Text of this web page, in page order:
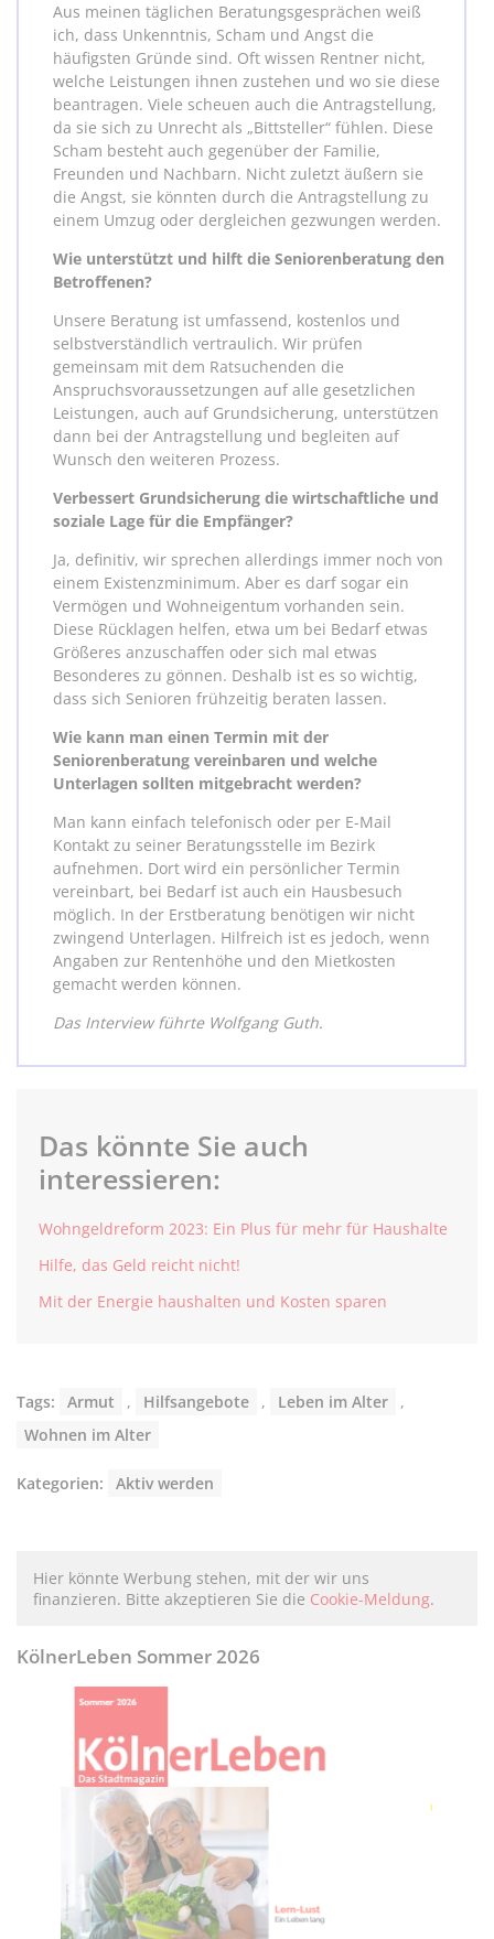
Aus meinen täglichen Beratungsgesprächen weiß
ich, dass Unkenntnis, Scham und Angst die
häufigsten Gründe sind. Oft wissen Rentner nicht,
welche Leistungen ihnen zustehen und wo sie diese
beantragen. Viele scheuen auch die Antragstellung,
da sie sich zu Unrecht als „Bittsteller“ fühlen. Diese
Scham besteht auch gegenüber der Familie,
Freunden und Nachbarn. Nicht zuletzt äußern sie
die Angst, sie könnten durch die Antragstellung zu
einem Umzug oder dergleichen gezwungen werden.
Wie unterstützt und hilft die Seniorenberatung den
Betroffenen?
Unsere Beratung ist umfassend, kostenlos und
selbstverständlich vertraulich. Wir prüfen
gemeinsam mit dem Ratsuchenden die
Anspruchsvoraussetzungen auf alle gesetzlichen
Leistungen, auch auf Grundsicherung, unterstützen
dann bei der Antragstellung und begleiten auf
Wunsch den weiteren Prozess.
Verbessert Grundsicherung die wirtschaftliche und
soziale Lage für die Empfänger?
Ja, definitiv, wir sprechen allerdings immer noch von
einem Existenzminimum. Aber es darf sogar ein
Vermögen und Wohneigentum vorhanden sein.
Diese Rücklagen helfen, etwa um bei Bedarf etwas
Größeres anzuschaffen oder sich mal etwas
Besonderes zu gönnen. Deshalb ist es so wichtig,
dass sich Senioren frühzeitig beraten lassen.
Wie kann man einen Termin mit der
Seniorenberatung vereinbaren und welche
Unterlagen sollten mitgebracht werden?
Man kann einfach telefonisch oder per E-Mail
Kontakt zu seiner Beratungsstelle im Bezirk
aufnehmen. Dort wird ein persönlicher Termin
vereinbart, bei Bedarf ist auch ein Hausbesuch
möglich. In der Erstberatung benötigen wir nicht
zwingend Unterlagen. Hilfreich ist es jedoch, wenn
Angaben zur Rentenhöhe und den Mietkosten
gemacht werden können.
Das Interview führte Wolfgang Guth.
Das könnte Sie auch
interessieren:
Wohngeldreform 2023: Ein Plus für mehr für Haushalte
Hilfe, das Geld reicht nicht!
Mit der Energie haushalten und Kosten sparen
Tags: Armut , Hilfsangebote , Leben im Alter
,
Wohnen im Alter
Kategorien: Aktiv werden
Hier könnte Werbung stehen, mit der wir uns
finanzieren. Bitte akzeptieren Sie die Cookie-Meldung.
KölnerLeben Sommer 2026